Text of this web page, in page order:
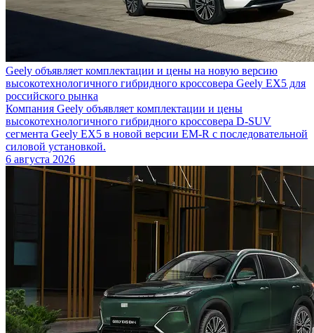
Geely объявляет комплектации и цены на новую версию
высокотехнологичного гибридного кроссовера Geely EX5 для
российского рынка
Компания Geely объявляет комплектации и цены
высокотехнологичного гибридного кроссовера D-SUV
сегмента Geely EX5 в новой версии EM-R с последовательной
силовой установкой.
6 августа 2026